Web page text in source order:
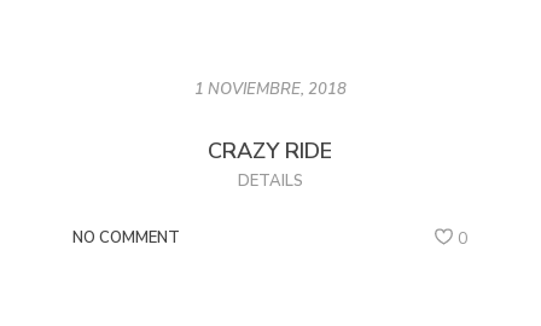
1 NOVIEMBRE, 2018
CRAZY RIDE
DETAILS
NO COMMENT 0